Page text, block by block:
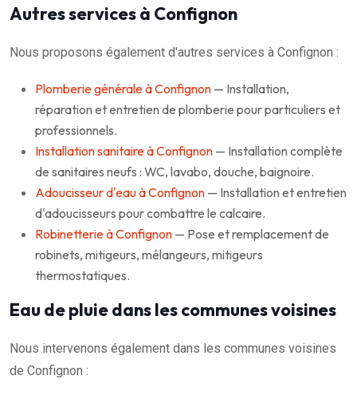
Autres services à Confignon
Nous proposons également d'autres services à Confignon :
Plomberie générale à Confignon — Installation,
réparation et entretien de plomberie pour particuliers et
professionnels.
Installation sanitaire à Confignon — Installation complète
de sanitaires neufs : WC, lavabo, douche, baignoire.
Adoucisseur d'eau à Confignon — Installation et entretien
d'adoucisseurs pour combattre le calcaire.
Robinetterie à Confignon — Pose et remplacement de
robinets, mitigeurs, mélangeurs, mitigeurs
thermostatiques.
Eau de pluie dans les communes voisines
Nous intervenons également dans les communes voisines
de Confignon :